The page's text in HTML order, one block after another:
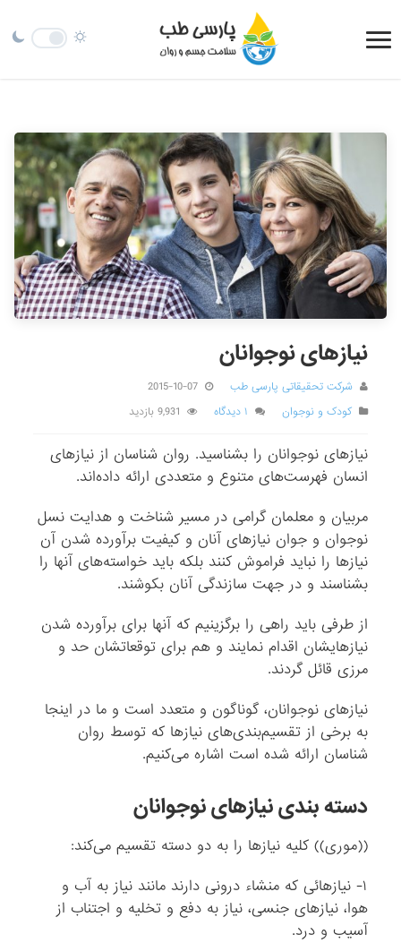
نیازهای نوجوانان
شرکت تحقیقاتی پارسی طب
2015-10-07
کودک و نوجوان
۱ دیدگاه 9,931 بازدید
نیازهای نوجوانان را بشناسید. روان شناسان از نیازهای
انسان فهرست‌های متنوع و متعددی ارائه داده‌اند.
مربیان و معلمان گرامی در مسیر شناخت و هدایت نسل
نوجوان و جوان نیازهای آنان و کیفیت برآورده شدن آن
نیازها را نباید فراموش کنند بلکه باید خواسته‌های آنها را
بشناسند و در جهت سازندگی آنان بکوشند.
از طرفی باید راهی را برگزینیم که آنها برای برآورده شدن
نیازهایشان اقدام نمایند و هم برای توقعاتشان حد و
مرزی قائل گردند.
نیازهای نوجوانان، گوناگون و متعدد است و ما در اینجا
به برخی از تقسیم‌بندی‌های نیازها که توسط روان
شناسان ارائه شده است اشاره می‌کنیم.
دسته بندی نیازهای نوجوانان
((موری)) کلیه نیازها را به دو دسته تقسیم می‌کند:
۱- نیازهائی که منشاء درونی دارند مانند نیاز به آب و
هوا، نیازهای جنسی، نیاز به دفع و تخلیه و اجتناب از
آسیب و درد.